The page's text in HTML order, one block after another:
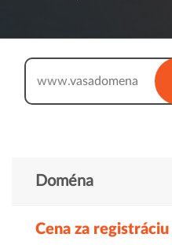
www.
Doména
Cena za